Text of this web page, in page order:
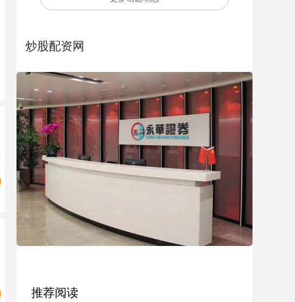
炒股配资网
推荐阅读